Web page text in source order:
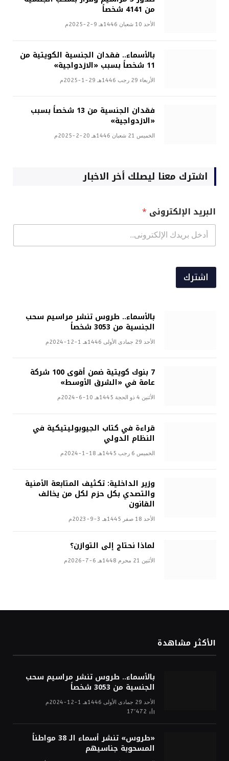
من 4141 شخصاً
الأحد 10 شعبان 1446هـ 9-2-2025م
بالأسماء.. فقدان الجنسية الكويتية من
11 شخصاً بسبب «الازدواجية»
الأربعاء 29 رجب 1446هـ 29-1-2025م
فقدان الجنسية من 13 شخصاً بسبب
«الازدواجية»
الخميس 21 شعبان 1446هـ 20-2-2025م
اشترك معنا ليصلك أخر الاخبار
البريد الإلكترونى *
اشترك
بالأسماء.. طروس تنشر مراسيم سحب
الجنسية من 3053 شخصاً
الأحد 29 جمادى الأولى 1446هـ 1-12-2024م
7 بنوك كويتية ضمن أقوى 100 شركة
عامة في «الشرق الأوسط»
الأثنين 4 ذو الحجة 1445هـ 10-6-2024م
قراءة في كتاب الجيوبوليتيكية في
النظام الدولي
الخميس 6 رجب 1445هـ 18-1-2024م
وزير الداخلية: تكثيف المتابعة الأمنية
والتصدي بكل حزم لكل من يخالف
القانون
الأحد 18 صفر 1445هـ 3-9-2023م
لماذا نحتاج إلى التوازن؟
الأثنين 21 محرم 1448هـ 6-7-2026م
الأكثر مشاهدة
بالأسماء.. طروس تنشر مراسيم سحب
الجنسية من 3053 شخصاً
الأحد 29 جمادى الأولى 1446هـ 1-12-2024م
17٬472
«طروس» تنشر أسماء الـ 38 مواطناً
المسحوبة جناسيهم